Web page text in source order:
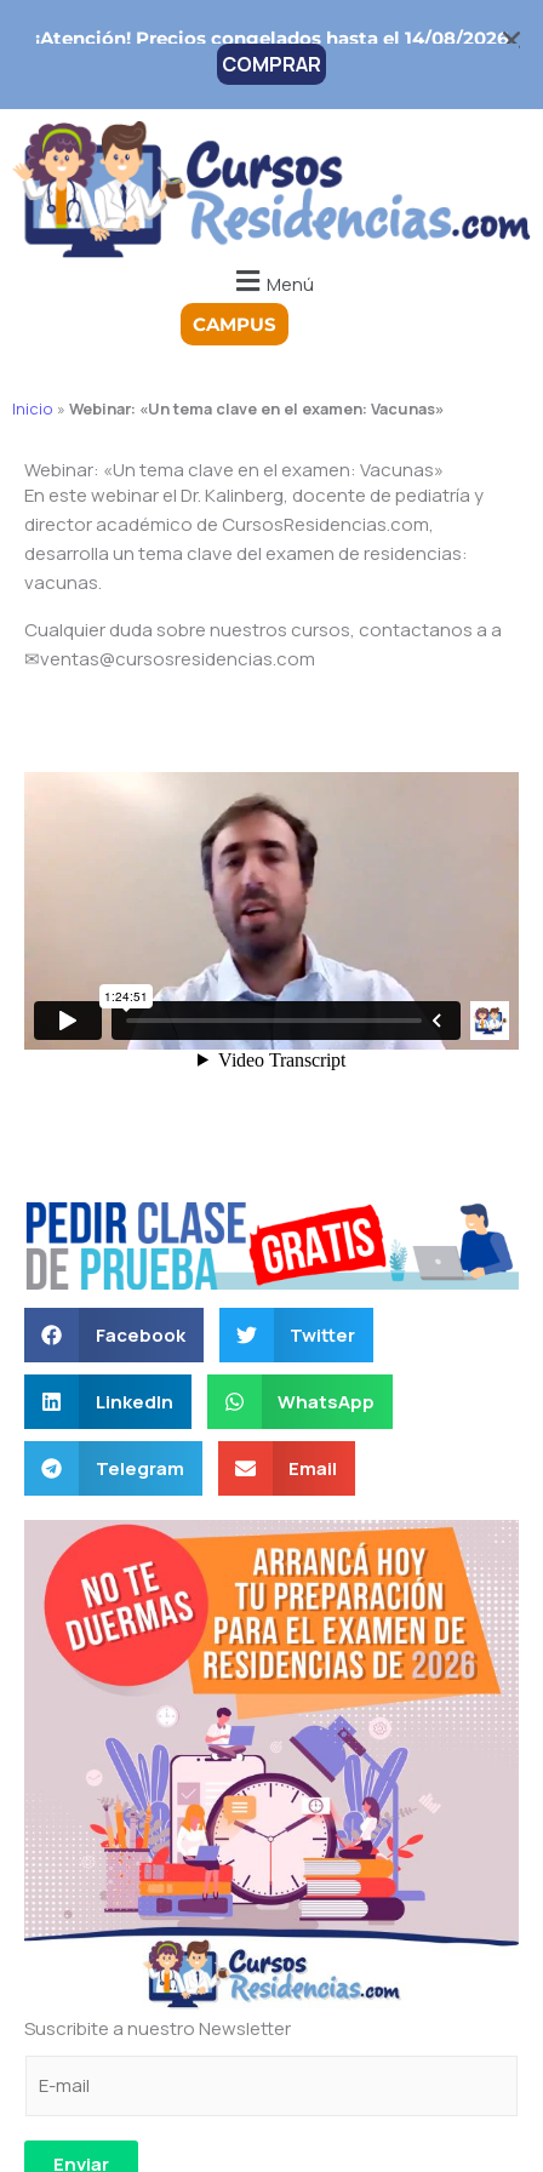
¡Atención!Precios congelados hasta el 14/08/2026
COMPRAR
Menú
CAMPUS
Inicio » Webinar: «Un tema clave en el examen: Vacunas»
Webinar: «Un tema clave en el examen: Vacunas»
En este webinar el Dr. Kalinberg, docente de pediatría y
director académico de CursosResidencias.com,
desarrolla un tema clave del examen de residencias:
vacunas.
Cualquier duda sobre nuestros cursos, contactanos a a
✉ventas@cursosresidencias.com
Facebook Twitter
LinkedIn WhatsApp
Telegram Email
Suscribite a nuestro Newsletter
Enviar